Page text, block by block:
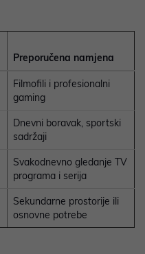
Preporučena namjena
Filmofili i profesionalni
gaming
Dnevni boravak, sportski
sadržaji
Svakodnevno gledanje TV
programa i serija
Sekundarne prostorije ili
osnovne potrebe